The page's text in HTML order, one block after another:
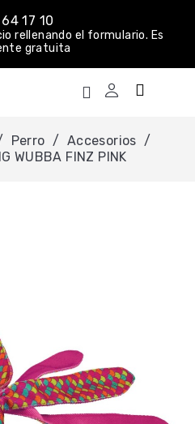
17 10
rellenando el formulario. Es
gratuita
Perro
Accesorios
WUBBA FINZ PINK